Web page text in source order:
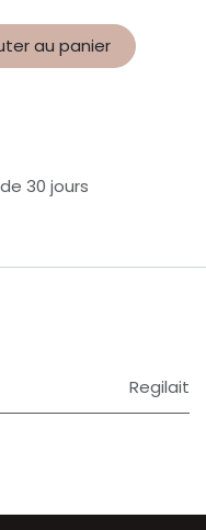
au panier
30 jours
Regilait